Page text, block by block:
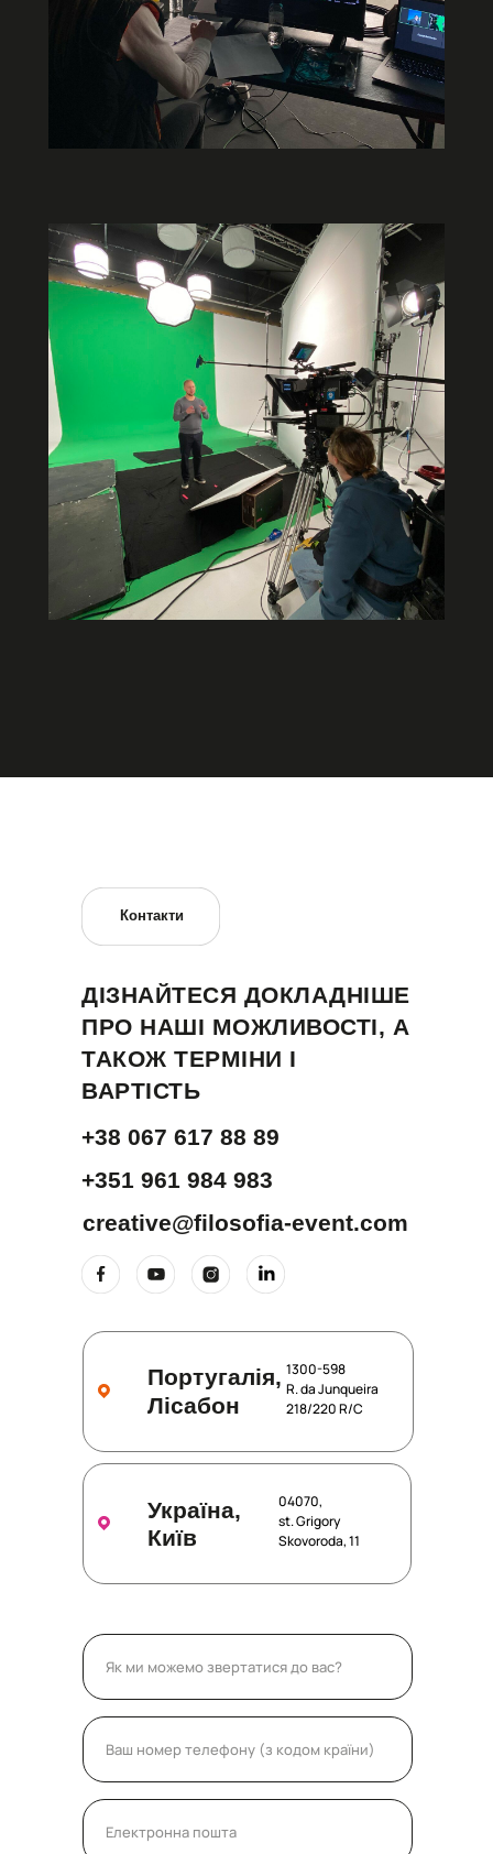
ДІЗНАЙТЕСЯ ДОКЛАДНІШЕ
ПРО НАШІ МОЖЛИВОСТІ, А
ТАКОЖ ТЕРМІНИ І
ВАРТІСТЬ
+38 067 617 88 89
Контакти
04070,
st. Grigory
Skovoroda, 11
Португалія,
Лісабон
1300-598
R. da Junqueira
218/220 R/C
creative@filosofia-event.com
+351 961 984 983
Україна,
Київ